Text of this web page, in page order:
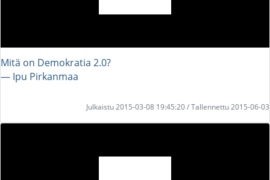
Mitä on Demokratia 2.0?
― Ipu Pirkanmaa
Julkaistu 2015-03-08 19:45:20 / Tallennettu 2015-06-03